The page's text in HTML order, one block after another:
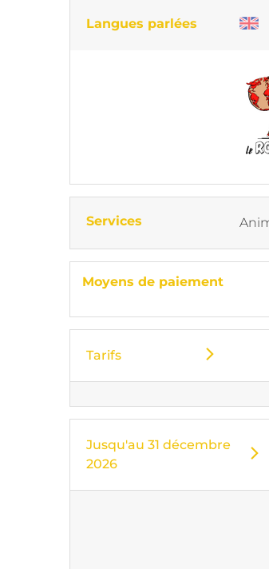
Langues parlées
Services
Moyens de paiement
Tarifs
Jusqu'au 31 décembre
2026